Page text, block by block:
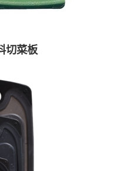
切菜板